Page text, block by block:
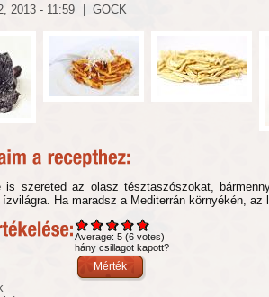
2013 - 11:59 GOCK
is szereted az olasz tésztaszószokat,
Ha maradsz a Mediterrán környékén, az
Average: 5 (6 votes)
hány csillagot kapott?